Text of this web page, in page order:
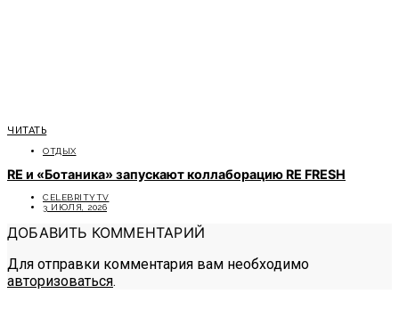
ЧИТАТЬ
ОТДЫХ
RE и «Ботаника» запускают коллаборацию RE FRESH
CELEBRITYTV
3 ИЮЛЯ, 2026
ДОБАВИТЬ КОММЕНТАРИЙ
Для отправки комментария вам необходимо
авторизоваться.